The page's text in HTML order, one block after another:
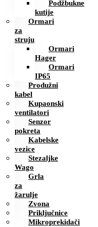
Podžbukne
kutije
Ormari
za
struju
Ormari
Hager
Ormari
IP65
Produžni
kabel
Kupaonski
ventilatori
Senzor
pokreta
Kabelske
vezice
Stezaljke
Wago
Grla
za
žarulje
Zvona
Priključnice
Mikroprekidači